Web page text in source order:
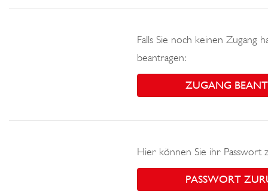
Falls Sie noch keinen Zugang
beantragen:
ZUGANG
Hier können Sie ihr Passwort
PASSWORT